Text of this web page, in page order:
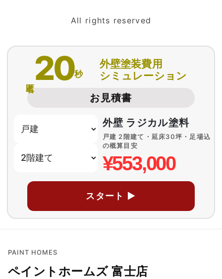
All rights reserved
20秒
外壁塗装費用
シミュレーション
お見積書
外壁 ラジカル塗料
戸建 2階建て・延床30坪・足場込
の概算目安
¥553,000
スタート ▶
PAINT HOMES
ペイントホームズ 富士店